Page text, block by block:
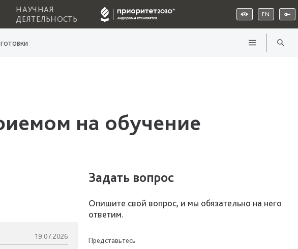
НАУЧНАЯ
ДЕЯТЕЛЬНОСТЬ
EN
на обучение
19.07.2026
Задать вопрос
Опишите свой вопрос, и мы обязательно на него
ответим.
Представьтесь